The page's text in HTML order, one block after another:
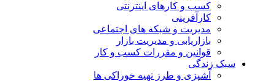
کسب و کارهای اینترنتی
کارآفرینی
مدیریت و شبکه های اجتماعی
بازاریابی و مدیریت بازار
قوانین و مقررات کسب و کار
سبک زندگی
آشپزی و طرز تهیه خوراکی ها